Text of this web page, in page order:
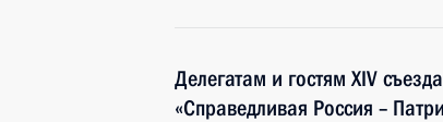
Делегатам и гостям XIV
«Справедливая Россия –